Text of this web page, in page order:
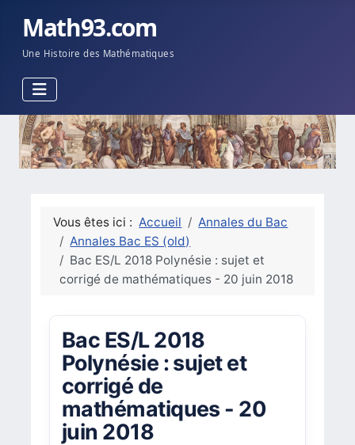
Math93.com
Une Histoire des Mathématiques
Vous êtes ici : Accueil
Annales du Bac
Annales Bac ES (old)
Bac ES/L 2018 Polynésie : sujet et
corrigé de mathématiques - 20 juin 2018
Bac ES/L 2018
Polynésie : sujet et
corrigé de
mathématiques - 20
juin 2018